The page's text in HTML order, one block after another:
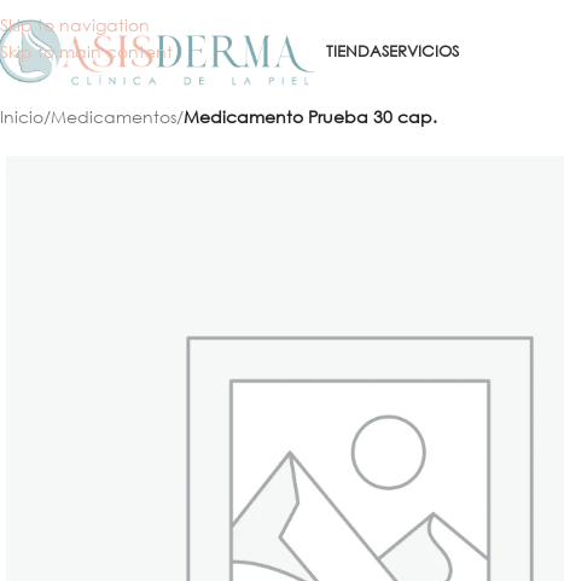
Skip to navigation
Skip to main content
TIENDASERVICIOS
Inicio/Medicamentos/Medicamento Prueba 30 cap.